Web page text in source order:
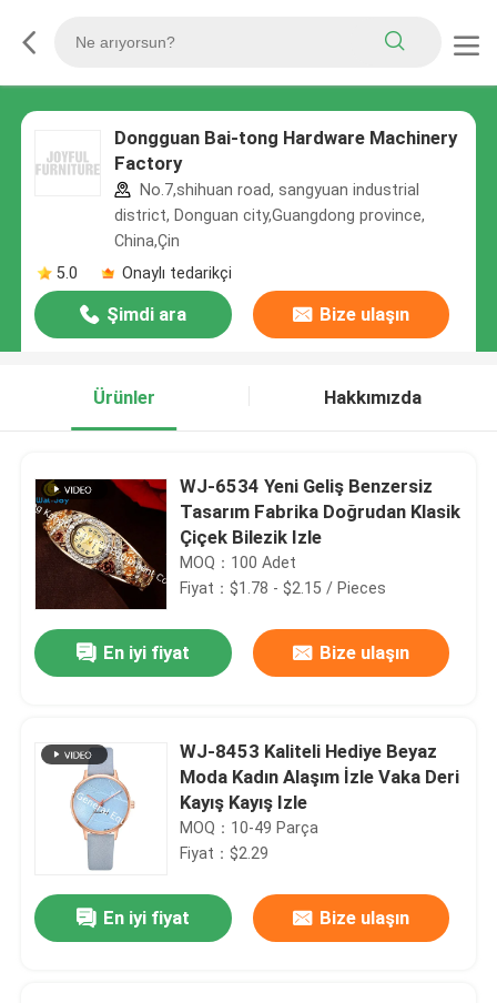
Dongguan Bai-tong Hardware Machinery
Factory
No.7,shihuan road, sangyuan industrial
district, Donguan city,Guangdong province,
China,Çin
5.0
Onaylı tedarikçi
Şimdi ara Bize ulaşın
Ürünler Hakkımızda
WJ-6534 Yeni Geliş Benzersiz
Tasarım Fabrika Doğrudan Klasik
Çiçek Bilezik Izle
MOQ：100 Adet
Fiyat：$1.78 - $2.15 / Pieces
En iyi fiyat Bize ulaşın
WJ-8453 Kaliteli Hediye Beyaz
Moda Kadın Alaşım İzle Vaka Deri
Kayış Kayış Izle
MOQ：10-49 Parça
Fiyat：$2.29
En iyi fiyat Bize ulaşın